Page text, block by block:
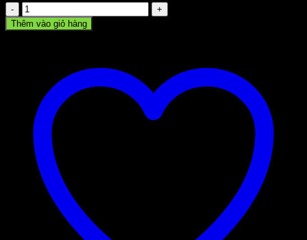
Thắt
lưng
nữ
3194
lượng
Thêm vào giỏ hàng